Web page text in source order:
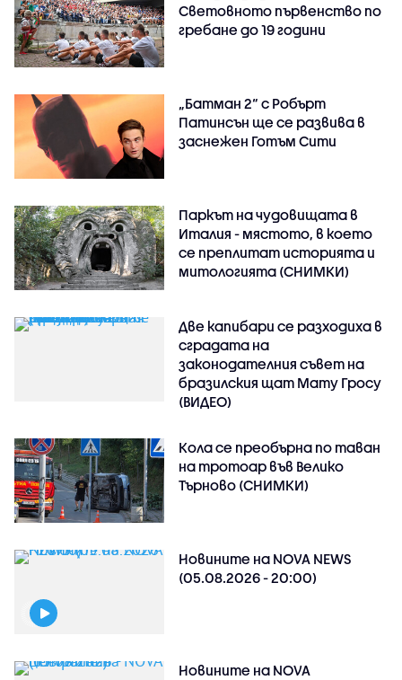
Световното първенство по
гребане до 19 години
„Батман 2“ с Робърт
Патинсън ще се развива в
заснежен Готъм Сити
Паркът на чудовищата в
Италия - мястото, в което
се преплитат историята и
митологията (СНИМКИ)
Две капибари се разходиха в
сградата на
законодателния съвет на
бразилския щат Мату Гросу
(ВИДЕО)
Кола се преобърна по таван
на тротоар във Велико
Търново (СНИМКИ)
Новините на NOVA NEWS
(05.08.2026 - 20:00)
Новините на NOVA